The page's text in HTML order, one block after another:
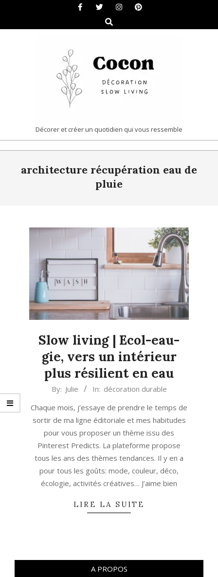
content
Search
COCON
|
DÉCORATION
Décorer et créer un quotidien qui vous ressemble
Navigationarchitecture récupération eau de
pluie
Slow living | Ecol-eau-
gie, vers un intérieur
plus résilient en eau
10
By: Julie In: décoration durable
Chaque mois, j’essaye de prendre le temps de
sortir de ma ligne éditoriale et mes habitudes
pour vous proposer un thème issu des
Pinterest Predicts. La plateforme propose
tous les ans des thèmes tendances. Il y en a
pour tous les goûts: mode, couleur, déco,
écologie, activités créatives… J’aime bien
LIRE LA SUITE
A PROPOS